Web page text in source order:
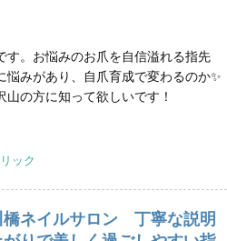
す。お悩みのお爪を自信溢れる指先
悩みがあり、自爪育成で変わるのか✨
山の方に知って欲しいです！
ック
橋ネイルサロン 丁寧な説明